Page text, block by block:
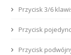
Przycisk 3/6
Przycisk
Przycisk